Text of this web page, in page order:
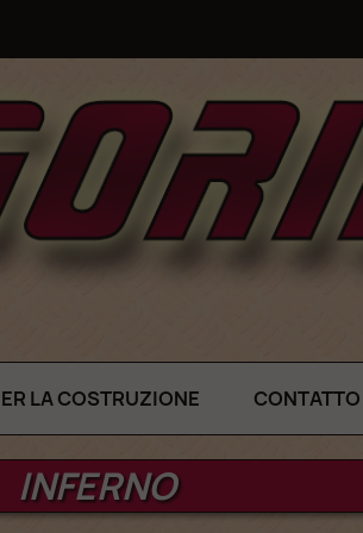
LA COSTRUZIONE CONTATTO
INFERNO